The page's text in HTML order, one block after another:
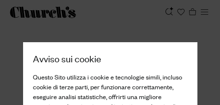
Avviso sui cookie
Questo Sito utilizza i cookie e tecnologie simili, incluso
cookie di terze parti, per funzionare correttamente,
eseguire analisi statistiche, offrirti una migliore